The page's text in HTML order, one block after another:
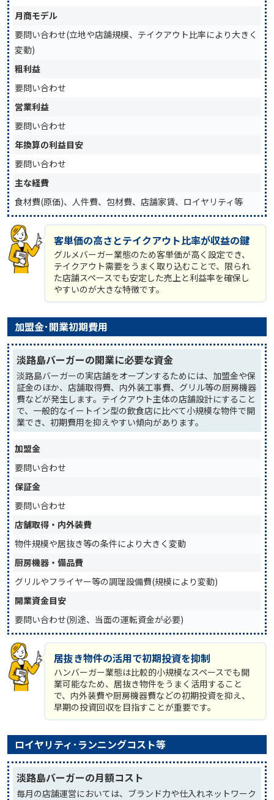
月商モデル
要問い合わせ(立地や店舗規模、テイクアウト比率により大きく
変動)
粗利益
要問い合わせ
営業利益
要問い合わせ
年換算の利益目安
要問い合わせ
主な経費
食材費(原価)、人件費、包材費、店舗家賃、ロイヤリティ等
客単価の高さとテイクアウト比率が収益の鍵
グルメバーガー業態のため客単価が高く設定でき、
テイクアウト需要をうまく取り込むことで、限られ
た店舗スペースでも安定した売上と利益率を確保し
やすいのが大きな特徴です。
加盟金･開業初期費用
淡路島バーガーの開業に必要な資金
淡路島バーガーの実店舗をオープンするためには、加盟金や保
証金のほか、店舗取得費、内外装工事費、グリル等の厨房機器
費などが発生します。テイクアウト主体の店舗設計にすること
で、一般的なイートイン型の飲食店に比べて小規模な物件で開
業でき、初期費用を抑えやすい傾向があります。
加盟金
要問い合わせ
保証金
要問い合わせ
店舗取得・内外装費
物件規模や居抜き等の条件により大きく変動
厨房機器・備品費
グリルやフライヤー等の調理設備費(規模により変動)
開業資金目安
要問い合わせ(別途、当面の運転資金が必要)
居抜き物件の活用で初期投資を抑制
ハンバーガー業態は比較的小規模なスペースでも開
業可能なため、居抜き物件をうまく活用すること
で、内外装費や厨房機器費などの初期投資を抑え、
早期の投資回収を目指すことが重要です。
ロイヤリティ･ランニングコスト等
淡路島バーガーの月額コスト
毎月の店舗運営においては、ブランド力や仕入れネットワーク